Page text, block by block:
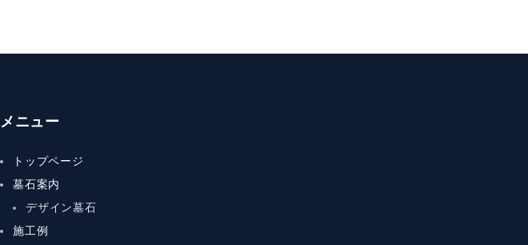
メニュー
トップページ
墓石案内
デザイン墓石
施工例